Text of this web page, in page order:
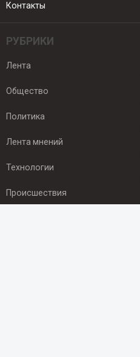
Контакты
РУБРИКИ
Лента
Общество
Политика
Лента мнений
Технологии
Происшествия